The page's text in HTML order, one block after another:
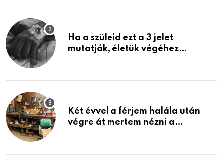
Ha a szüleid ezt a 3 jelet
mutatják, életük végéhez
Két évvel a férjem halála után
végre át mertem nézni a
életemet